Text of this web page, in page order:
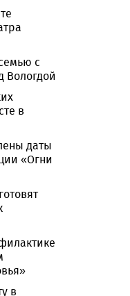
с
Вологдой
в
даты
«Огни
в